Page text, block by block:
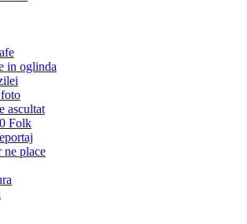
in oglinda
ascultat
Folk
place